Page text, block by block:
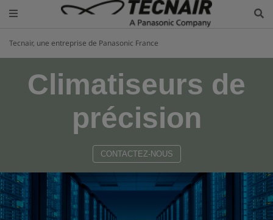
Tecnair, une entreprise de Panasonic France
Climatiseurs de
précision
CONTACTEZ-NOUS